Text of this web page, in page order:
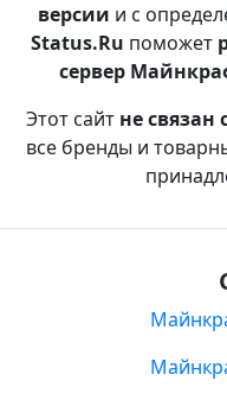
версии и с
Status.Ru поможет
сервер
Этот сайт не
все бренды и